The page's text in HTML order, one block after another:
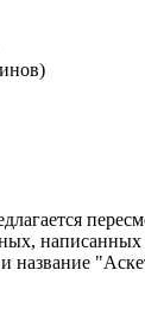
написанных
название